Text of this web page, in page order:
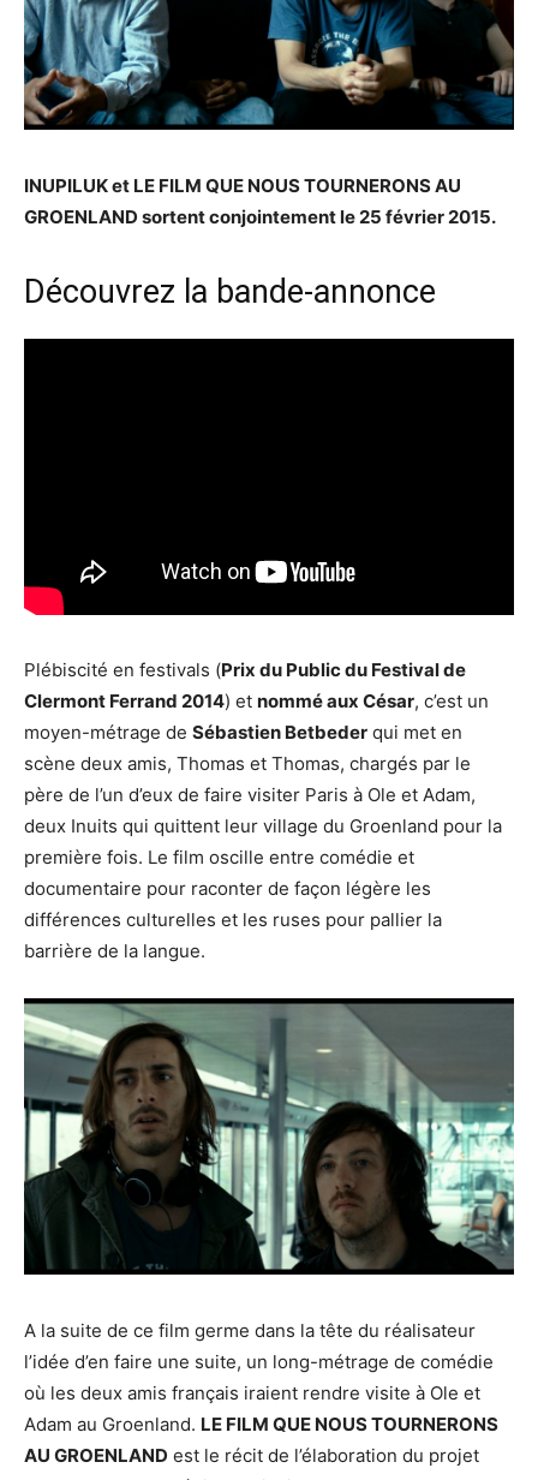
INUPILUK et LE FILM QUE NOUS TOURNERONS AU
GROENLAND sortent conjointement le 25 février 2015.
Découvrez la bande-annonce
Plébiscité en festivals (Prix du Public du Festival de
Clermont Ferrand 2014) et nommé aux César, c’est un
moyen-métrage de Sébastien Betbeder qui met en
scène deux amis, Thomas et Thomas, chargés par le
père de l’un d’eux de faire visiter Paris à Ole et Adam,
deux Inuits qui quittent leur village du Groenland pour la
première fois. Le film oscille entre comédie et
documentaire pour raconter de façon légère les
différences culturelles et les ruses pour pallier la
barrière de la langue.
A la suite de ce film germe dans la tête du réalisateur
l’idée d’en faire une suite, un long-métrage de comédie
où les deux amis français iraient rendre visite à Ole et
Adam au Groenland. LE FILM QUE NOUS TOURNERONS
AU GROENLAND est le récit de l’élaboration du projet